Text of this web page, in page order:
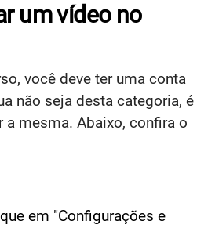
um vídeo no
você deve ter uma conta
não seja desta categoria, é
a mesma. Abaixo, confira o
em "Configurações e